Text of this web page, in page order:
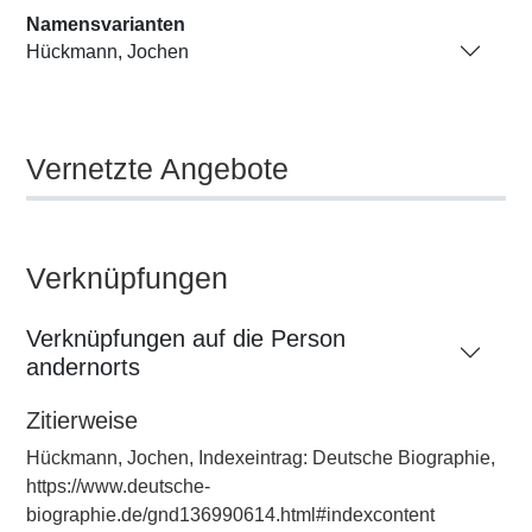
Namensvarianten
Hückmann, Jochen
Vernetzte Angebote
Verknüpfungen
Verknüpfungen auf die Person
andernorts
Zitierweise
Hückmann, Jochen, Indexeintrag: Deutsche Biographie,
https://www.deutsche-
biographie.de/gnd136990614.html#indexcontent